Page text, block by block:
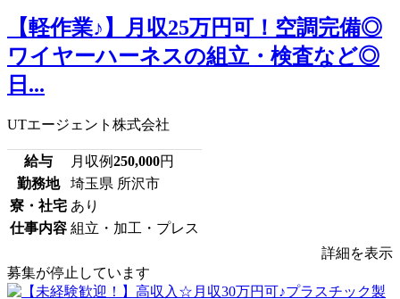
【軽作業♪】月収25万円可！空調完備◎
ワイヤーハーネスの組立・検査など◎
日...
UTエージェント株式会社
給与 月収例250,000円
勤務地
埼玉県 所沢市
寮・社宅 あり
仕事内容 組立・加工・プレス
詳細を表示
募集が停止しています